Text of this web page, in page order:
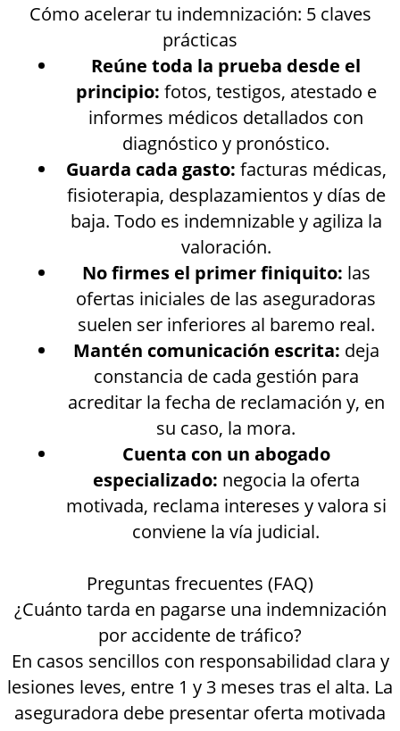
Cómo acelerar tu indemnización: 5 claves
prácticas
Reúne toda la prueba desde el
principio: fotos, testigos, atestado e
informes médicos detallados con
diagnóstico y pronóstico.
Guarda cada gasto: facturas médicas,
fisioterapia, desplazamientos y días de
baja. Todo es indemnizable y agiliza la
valoración.
No firmes el primer finiquito: las
ofertas iniciales de las aseguradoras
suelen ser inferiores al baremo real.
Mantén comunicación escrita: deja
constancia de cada gestión para
acreditar la fecha de reclamación y, en
su caso, la mora.
Cuenta con un abogado
especializado: negocia la oferta
motivada, reclama intereses y valora si
conviene la vía judicial.
Preguntas frecuentes (FAQ)
¿Cuánto tarda en pagarse una indemnización
por accidente de tráfico?
En casos sencillos con responsabilidad clara y
lesiones leves, entre 1 y 3 meses tras el alta. La
aseguradora debe presentar oferta motivada